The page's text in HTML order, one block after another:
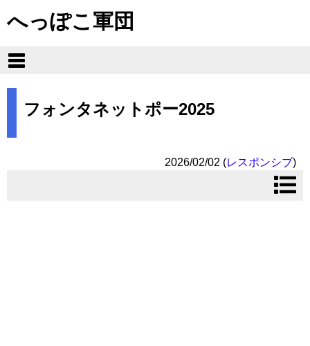
へっぽこ軍団
フォンタネットポー2025
2026/02/02 (レスポンシブ)